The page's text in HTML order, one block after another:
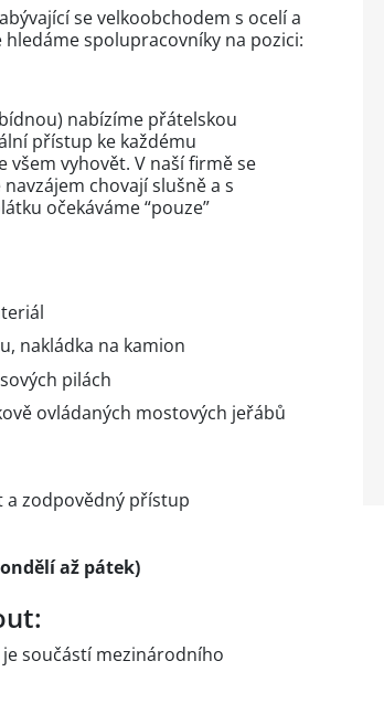
se velkoobchodem s ocelí a
spolupracovníky na pozici:
nabízíme přátelskou
přístup ke každému
všem vyhovět. V naší firmě se
chovají slušně a s
očekáváme “pouze”
nakládka na kamion
pilách
ovládaných mostových jeřábů
a zodpovědný přístup
až pátek)
součástí mezinárodního